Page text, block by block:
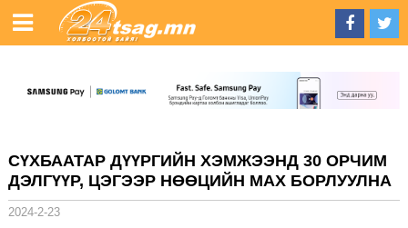
СҮХБААТАР ДҮҮРГИЙН ХЭМЖЭЭНД 30 ОРЧИМ
ДЭЛГҮҮР, ЦЭГЭЭР НӨӨЦИЙН МАХ БОРЛУУЛНА
2024-2-23